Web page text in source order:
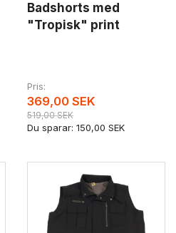
Badshorts med
"Tropisk" print
Pris
369,00 SEK
519,00 SEK
Du sparar: 150,00 SEK